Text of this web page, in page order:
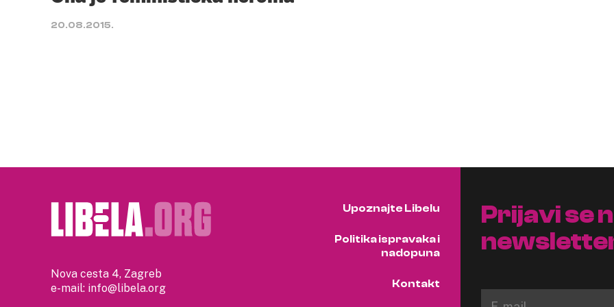
20.08.2015.
Nova cesta 4, Zagreb
e-mail: info@libela.org
Upoznajte Libelu
Politika ispravaka i
nadopuna
Kontakt
Prijavi se